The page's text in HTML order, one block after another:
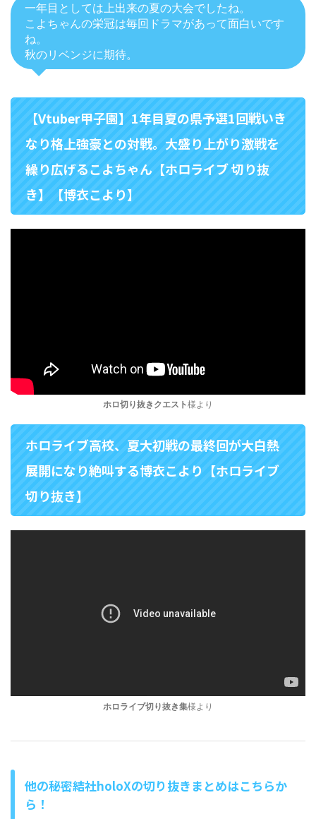
一年目としては上出来の夏の大会でしたね。
こよちゃんの栄冠は毎回ドラマがあって面白いです
ね。
秋のリベンジに期待。
【Vtuber甲子園】1年目夏の県予選1回戦いき
なり格上強豪との対戦。大盛り上がり激戦を
繰り広げるこよちゃん【ホロライブ 切り抜
き】【博衣こより】
ホロ切り抜きクエスト様より
ホロライブ高校、夏大初戦の最終回が大白熱
展開になり絶叫する博衣こより【ホロライブ
切り抜き】
ホロライブ切り抜き集様より
他の秘密結社holoXの切り抜きまとめはこちらか
ら！